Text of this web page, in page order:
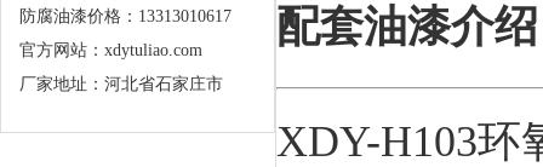
防腐油漆价格：13313010617
官方网站：xdytuliao.com
厂家地址：河北省石家庄市
配套油漆介
XDY-H103